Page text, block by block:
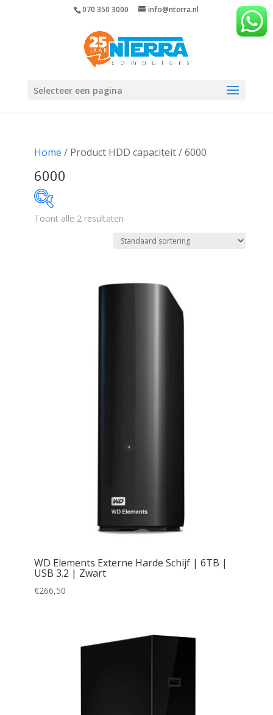
070 350 3000 info@nterra.nl
Selecteer een pagina
Home / Product HDD capaciteit / 6000
6000
Toont alle 2 resultaten
WD Elements Externe Harde Schijf | 6TB |
USB 3.2 | Zwart
€266,50